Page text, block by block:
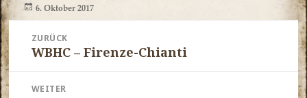
Veröffentlicht
am
6. Oktober 2017
Beitragsnavigation
ZURÜCK
Vorheriger
WBHC – Firenze-Chianti
WEITER